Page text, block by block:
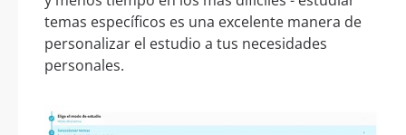
temas específicos es una excelente manera de
personalizar el estudio a tus necesidades
personales.